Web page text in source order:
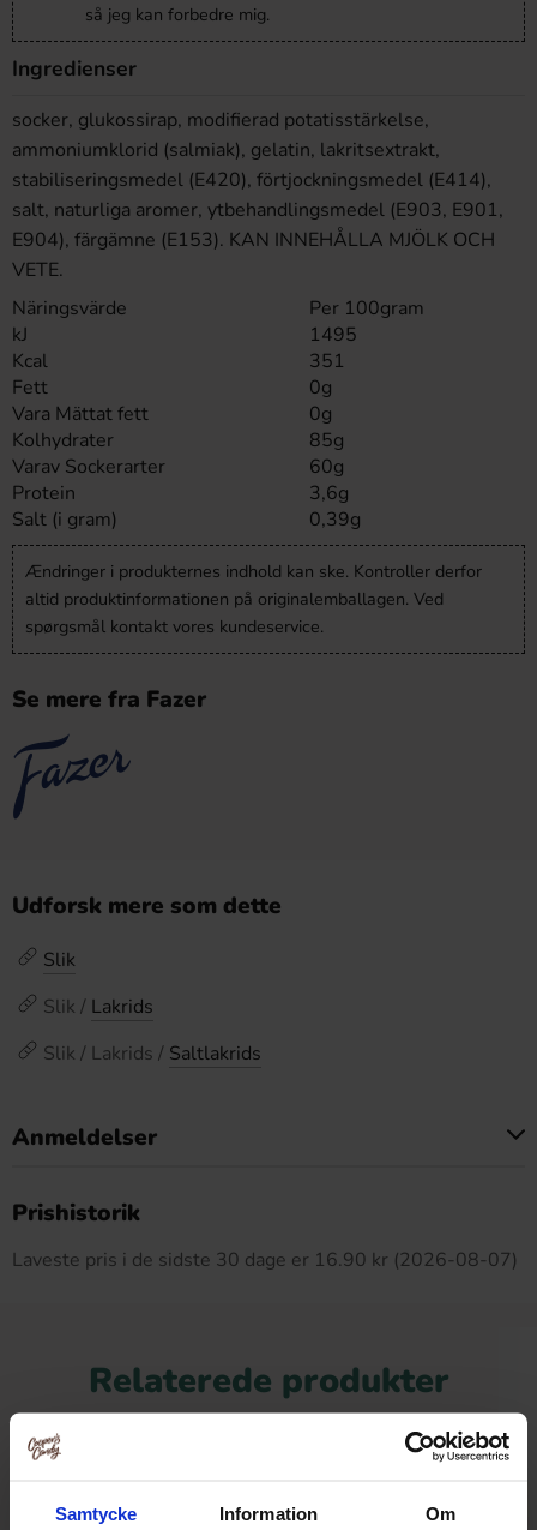
Samtycke Information Om
så jeg kan forbedre mig.
Ingredienser
socker, glukossirap, modifierad potatisstärkelse,
ammoniumklorid (salmiak), gelatin, lakritsextrakt,
stabiliseringsmedel (E420), förtjockningsmedel (E414),
salt, naturliga aromer, ytbehandlingsmedel (E903, E901,
E904), färgämne (E153). KAN INNEHÅLLA MJÖLK OCH
VETE.
Näringsvärde
Per 100gram
kJ
1495
Kcal
351
Fett
0g
Vara Mättat fett
0g
Kolhydrater
85g
Varav Sockerarter
60g
Protein
3,6g
Salt (i gram)
0,39g
Ændringer i produkternes indhold kan ske. Kontroller derfor
altid produktinformationen på originalemballagen. Ved
spørgsmål kontakt vores kundeservice.
Se mere fra Fazer
Udforsk mere som dette
Slik
Slik / Lakrids
Slik / Lakrids / Saltlakrids
Anmeldelser
Prishistorik
Laveste pris i de sidste 30 dage er 16.90 kr (2026-08-07)
Relaterede produkter